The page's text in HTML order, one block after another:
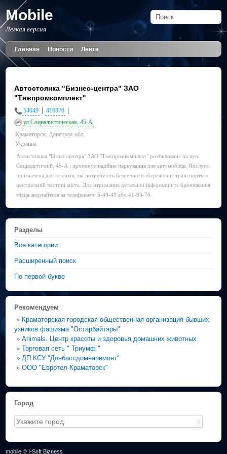
Mobile
Легкая версия
Главная Новости Лента
Автостоянка "Бизнес-центра" ЗАО
"Тяжпромкомплект"
54049 419376
ул.Социалистическая, 45-А
Краматорск, Донецкая обл.
Украина
Автостоянка "Бізнес-центра" ЗАО "Тяжпромкомплект" розташована на вул.
Соціалістичній, 45-А і пропонує надійне паркування для автомобілів. Послуга
призначена для клієнтів, які потребують безпечного збереження транспорту в
центральній частині міста. Для отримання детальної інформації та бронювання
місця звертайтеся за телефонами 5-40-49 або 41-93-76.
Разделы
Все категории
Расширенный поиск
По первой букве
Рекомендуем
» Краматорская городская общественная организация бывших
узников фашизма "Остарбайтэры"
»Animals. Центр красоты и здоровья домашних животных
»Торговая сеть " Триумф "
» ДП КСУ "Донбассдомнаремонт"
»ООО "Евротел-Краматорск"
Город
X
mobile © I-Soft Bizness